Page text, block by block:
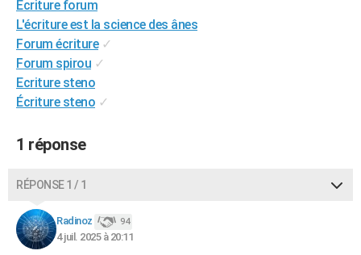
PHOTO
GUIDES D'ACHAT
BONS PLANS
Carte de Noël
Carte Bonne année
Carte Saint-Valentin
Carte Pâques
Carte d'anniversaire
DICTIONNAIRE
Dictionnaire
Biographies
Citations
Expressions
Proverbes
PROGRAMME TV
COPAINS D'AVANT
S'inscrire
Se connecter
Lycées
Collèges
Primaires
Universités
Entreprises
Service militaire
Avis de recherche
AVIS DE DÉCÈS
Écriture forum
L'écriture est la science des ânes
Forum écriture ✓
Forum spirou ✓
Ecriture steno
Écriture steno ✓
1 réponse
RÉPONSE 1 / 1
Radinoz 94
4 juil. 2025 à 20:11